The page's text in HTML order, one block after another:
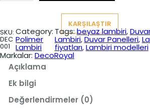
t
:
₺
3
5
1
a
t
:
₺
0
a
z
L
a
KARŞILAŞTIR
SKU:
DEC
001
Category:
Polimer
Lambiri
Tags:beyaz lambiri,
Lambiri, Duvar Panelleri,
fiyatları, Lambiri modelleri
Markalar: DecoRoyal
Açıklama
Ek bilgi
Değerlendirmeler (0)